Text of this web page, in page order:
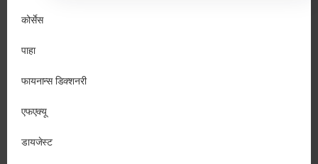
कोर्सेस
पाहा
फायनान्स डिक्शनरी
एफएक्यू
डायजेस्ट